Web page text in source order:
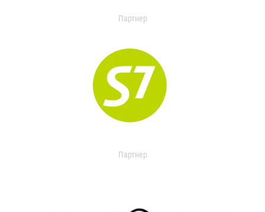
Партнер
Партнер